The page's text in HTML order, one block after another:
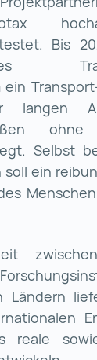
Bis
langen
ohne
Selbst
ein
Ländern
reale